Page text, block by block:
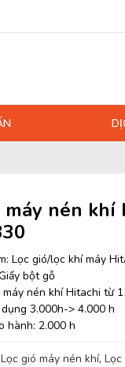
máy nén khí
Lọc gió/lọc khí máy
bột gỗ
nén khí Hitachi từ
3.000h-> 4.000 h
hành: 2.000 h
Lọc gió máy nén khí, Lọc